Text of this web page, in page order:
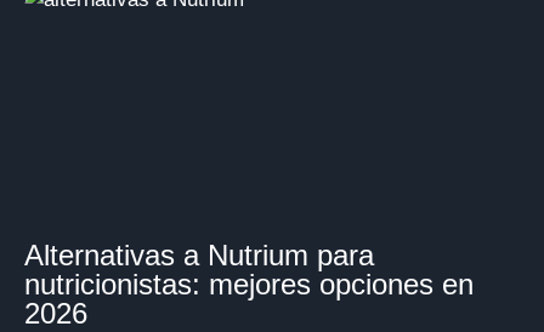
Alternativas a Nutrium para
nutricionistas: mejores opciones en
2026